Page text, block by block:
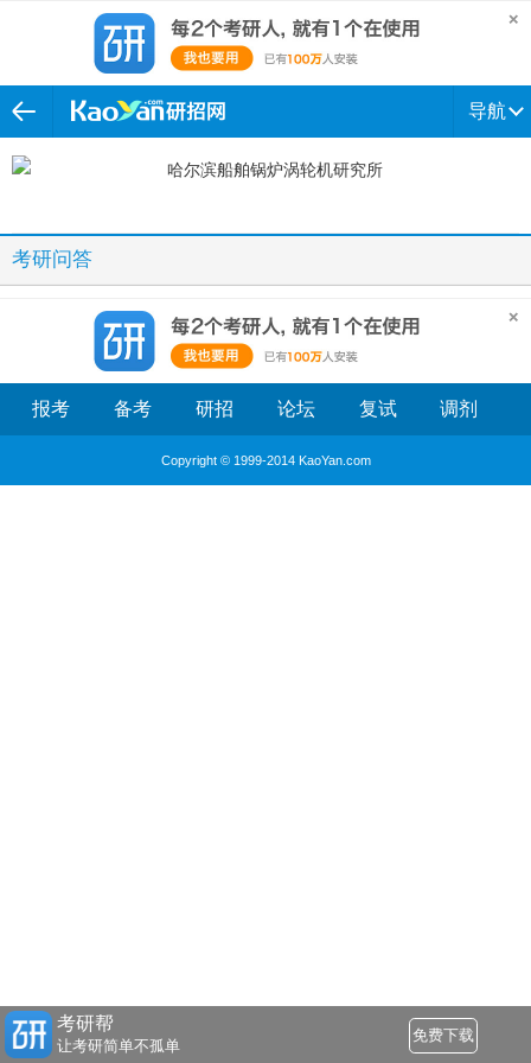
导航
考研问答
报考 备考 研招 论坛 复试 调剂
Copyright © 1999-2014 KaoYan.com
考研帮
让考研简单不孤单
免费下载